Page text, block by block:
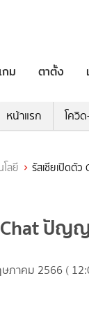
เกม ตาตั้ง
หน้าแรก โควิ
โลยี รัสเซียเปิดตั
ปัญ
ภาคม 2566 (